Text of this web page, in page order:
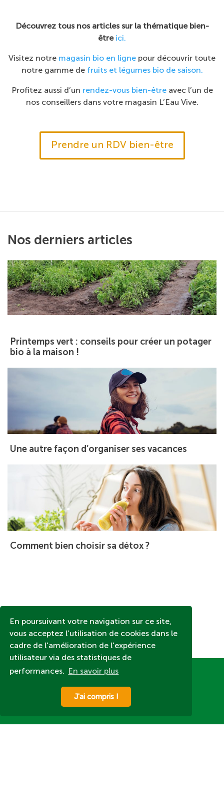
En poursuivant votre navigation sur ce site,
vous acceptez l’utilisation de cookies dans le
cadre de l'amélioration de l'expérience
utilisateur via des statistiques de
performances. En savoir plus
J'ai compris !
Découvrez tous nos articles sur la thématique bien-
être ici.
Visitez notre magasin bio en ligne pour découvrir toute
notre gamme de fruits et légumes bio de saison.
Profitez aussi d’un rendez-vous bien-être avec l’un de
nos conseillers dans votre magasin L’Eau Vive.
Prendre un RDV bien-être
Nos derniers articles
Printemps vert : conseils pour créer un potager
bio à la maison !
Une autre façon d’organiser ses vacances
Comment bien choisir sa détox ?
Comment réutiliser son marc de café ?